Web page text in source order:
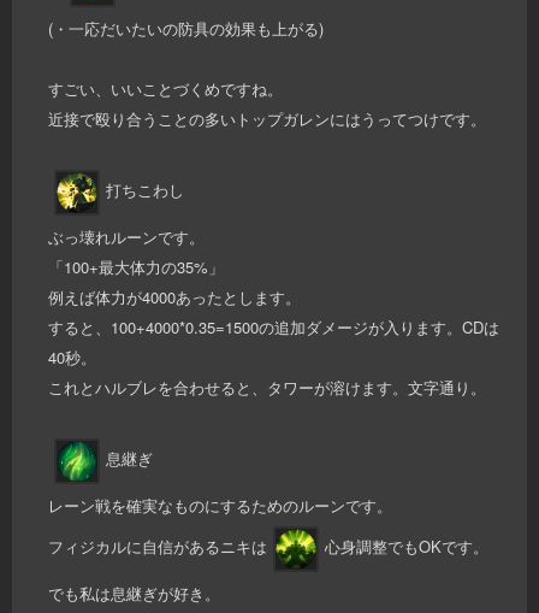
(・一応だいたいの防具の効果も上がる)
すごい、いいことづくめですね。
近接で殴り合うことの多いトップガレンにはうってつけです。
打ちこわし
ぶっ壊れルーンです。
「100+最大体力の35%」
例えば体力が4000あったとします。
すると、100+4000*0.35=1500の追加ダメージが入ります。CDは
40秒。
これとハルブレを合わせると、タワーが溶けます。文字通り。
息継ぎ
レーン戦を確実なものにするためのルーンです。
フィジカルに自信があるニキは
心身調整でもOKです。
でも私は息継ぎが好き。